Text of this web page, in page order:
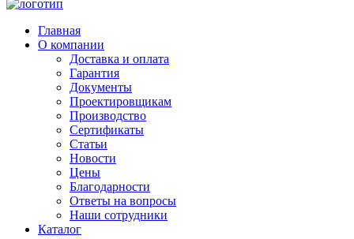
Главная
О компании
Доставка и оплата
Гарантия
Документы
Проектировщикам
Производство
Сертификаты
Статьи
Новости
Цены
Благодарности
Ответы на вопросы
Наши сотрудники
Каталог